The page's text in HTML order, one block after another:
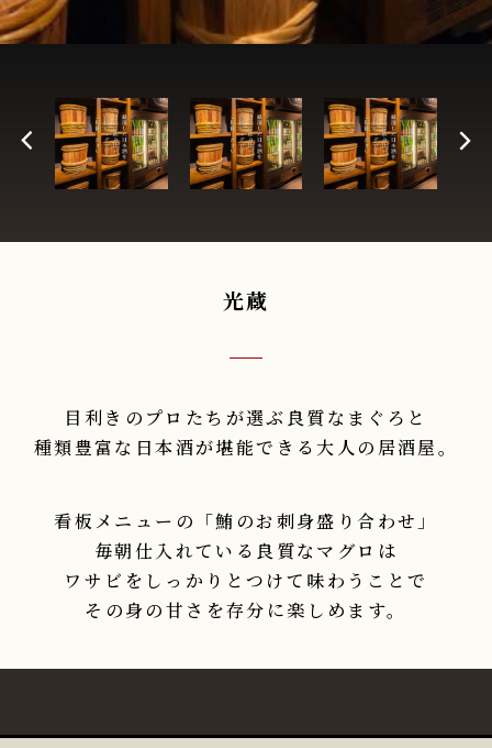
光蔵
目利きのプロたちが選ぶ良質なまぐろと
種類豊富な日本酒が堪能できる大人の居酒屋。
看板メニューの「鮪のお刺身盛り合わせ」
毎朝仕入れている良質なマグロは
ワサビをしっかりとつけて味わうことで
その身の甘さを存分に楽しめます。